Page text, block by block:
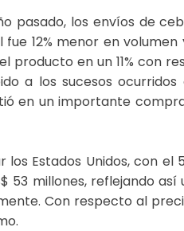
pasado, los envíos de
12% menor en
en un 11% con
a los sucesos
en un importante
los Estados Unidos, con
53 millones, reflejando
Con respecto al